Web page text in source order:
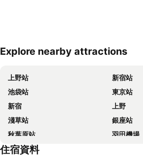
展開地圖
Explore nearby attractions
上野站
新宿站
池袋站
東京站
新宿
上野
淺草站
銀座站
秋葉原站
羽田機場
品川站
住宿資料